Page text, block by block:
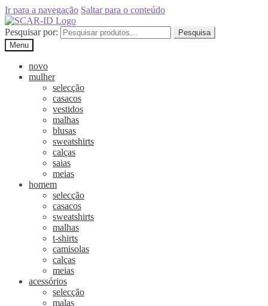
Ir para a navegação Saltar para o conteúdo
Pesquisar por:
Pesquisa
Menu
novo
mulher
selecção
casacos
vestidos
malhas
blusas
sweatshirts
calças
saias
meias
homem
selecção
casacos
sweatshirts
malhas
t-shirts
camisolas
calças
meias
acessórios
selecção
malas